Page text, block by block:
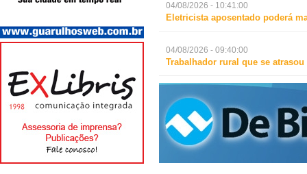
04/08/2026 - 10:41:00
Eletricista aposentado poderá
04/08/2026 - 09:40:00
Trabalhador rural que se